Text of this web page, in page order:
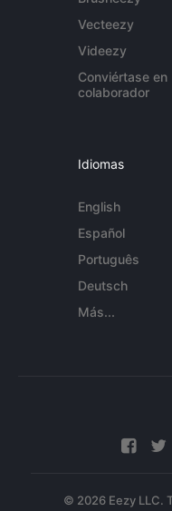
Vecteezy
Videezy
Conviértase en
colaborador
Idiomas
English
Español
Português
Deutsch
Más...
© 2026 Eezy LLC.